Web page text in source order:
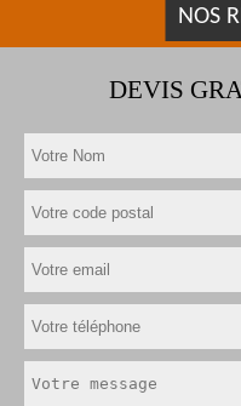
NOS
DEVIS